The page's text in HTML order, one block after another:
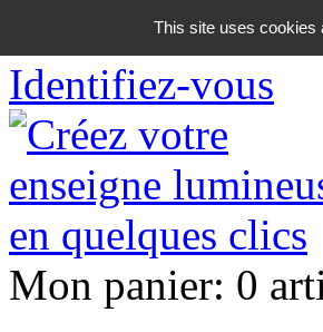
06 18 42 08 59
Identifiez-vous
Mon panier: 0
This site uses cookies